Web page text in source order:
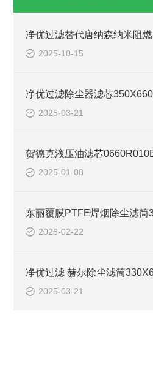
2025-10-15
2025-03-21
2025-01-08
2026-02-22
2025-03-21